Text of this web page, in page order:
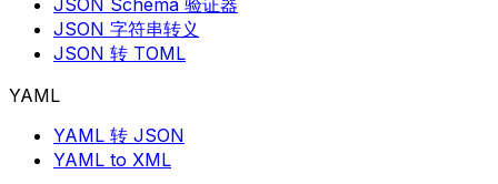
JSON Schema 验证器
JSON 字符串转义
JSON 转 TOML
YAML
YAML 转 JSON
YAML to XML